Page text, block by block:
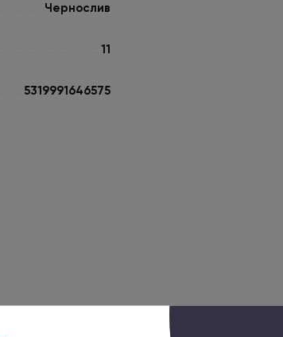
Чернослив
11
5319991646575